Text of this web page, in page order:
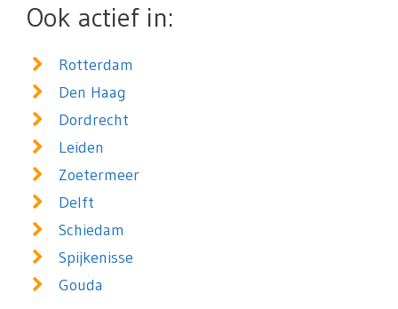
Ook actief in:
Rotterdam
Den Haag
Dordrecht
Leiden
Zoetermeer
Delft
Schiedam
Spijkenisse
Gouda